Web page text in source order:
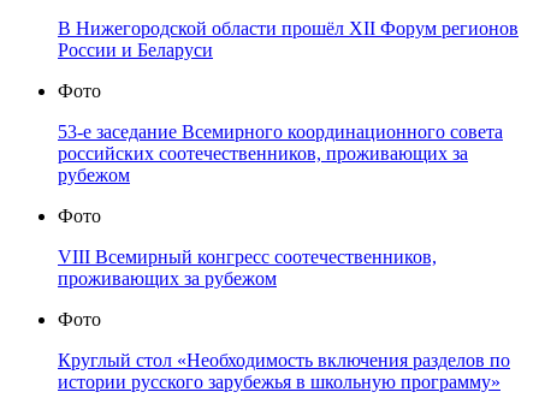
В Нижегородской области прошёл XII Форум регионов
России и Беларуси
Фото
53-е заседание Всемирного координационного совета
российских соотечественников, проживающих за
рубежом
Фото
VIII Всемирный конгресс соотечественников,
проживающих за рубежом
Фото
Круглый стол «Необходимость включения разделов по
истории русского зарубежья в школьную программу»